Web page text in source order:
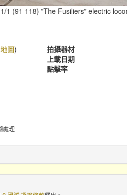
1 (91 118) "The Fusiliers" electric
圖) 拍攝器材
上載日期
點擊率
處理